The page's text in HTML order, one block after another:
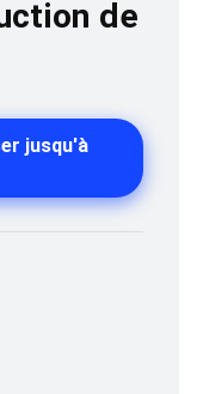
de
jusqu'à